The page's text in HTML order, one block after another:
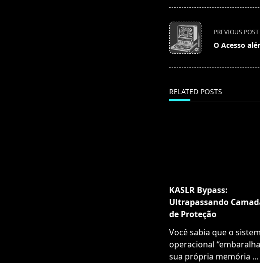
<span
class="nav-
subtitle
PREVIOUS POST
O Acesso
RELATED POSTS
KASLR Bypass:
Ultrapassando
de Proteção
Você sabia que o
operacional
sua própria memória ...